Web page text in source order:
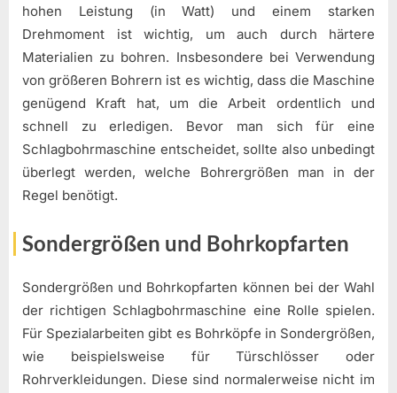
hohen Leistung (in Watt) und einem starken
Drehmoment ist wichtig, um auch durch härtere
Materialien zu bohren. Insbesondere bei Verwendung
von größeren Bohrern ist es wichtig, dass die Maschine
genügend Kraft hat, um die Arbeit ordentlich und
schnell zu erledigen. Bevor man sich für eine
Schlagbohrmaschine entscheidet, sollte also unbedingt
überlegt werden, welche Bohrergrößen man in der
Regel benötigt.
Sondergrößen und Bohrkopfarten
Sondergrößen und Bohrkopfarten können bei der Wahl
der richtigen Schlagbohrmaschine eine Rolle spielen.
Für Spezialarbeiten gibt es Bohrköpfe in Sondergrößen,
wie beispielsweise für Türschlösser oder
Rohrverkleidungen. Diese sind normalerweise nicht im